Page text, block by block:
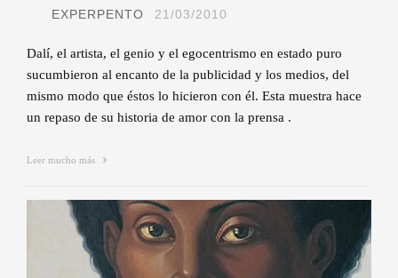
EXPERPENTO 21/03/2010
Dalí, el artista, el genio y el egocentrismo en estado puro
sucumbieron al encanto de la publicidad y los medios, del
mismo modo que éstos lo hicieron con él. Esta muestra hace
un repaso de su historia de amor con la prensa .
Leer mucho más